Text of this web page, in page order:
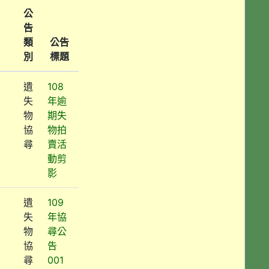
公
告
類
別
公告
標題
遺
失
物
協
尋
108
年逾
期失
物拍
賣活
動剪
影
遺
失
物
協
尋
109
年協
尋公
告
001